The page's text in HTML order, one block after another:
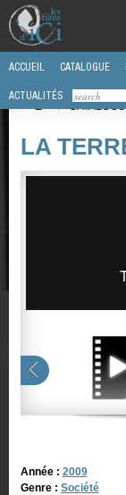
ACCUEIL CATALOGUE
ACTUALITÉS
/
LA
Année : 2009
Genre : Société